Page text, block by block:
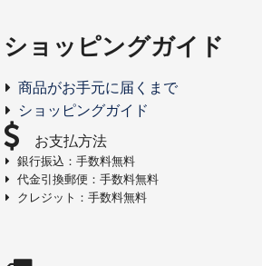
ショッピングガイド
商品がお手元に届くまで
ショッピングガイド
お支払方法
銀行振込：手数料無料
代金引換郵便：手数料無料
クレジット：手数料無料